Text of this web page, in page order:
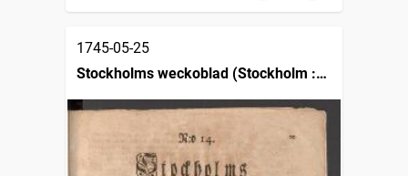
1745-05-25
Stockholms weckoblad (Stockholm :
1745)